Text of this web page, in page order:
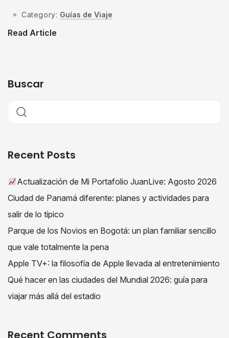
Category: Guías de Viaje
Read Article
Buscar
Recent Posts
Actualización de Mi Portafolio JuanLive: Agosto 2026
Ciudad de Panamá diferente: planes y actividades para
salir de lo típico
Parque de los Novios en Bogotá: un plan familiar sencillo
que vale totalmente la pena
Apple TV+: la filosofía de Apple llevada al entretenimiento
Qué hacer en las ciudades del Mundial 2026: guía para
viajar más allá del estadio
Recent Comments